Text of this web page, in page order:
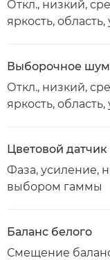
Откл., низкий,
яркость,
Выборочное
Откл., низкий,
яркость,
Цветовой датчик
Фаза, усиление,
выбором гаммы
Баланс белого
Смещение